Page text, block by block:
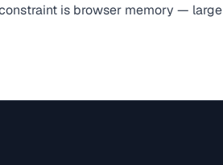
is browser memory — large